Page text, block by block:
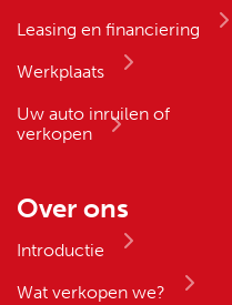
Leasing en financiering
Werkplaats
Uw auto inruilen of
verkopen
Over ons
Introductie
Wat verkopen we?